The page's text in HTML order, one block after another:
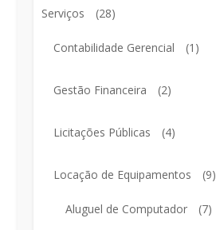
Serviços (28)
Contabilidade Gerencial (1)
Gestão Financeira (2)
Licitações Públicas (4)
Locação de Equipamentos (9)
Aluguel de Computador (7)